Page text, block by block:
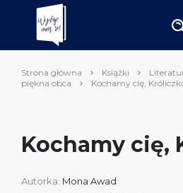
Strona główna Książki
piękna obca
Kochamy cię,
Kochamy cię,
Autorka: Mona Awad